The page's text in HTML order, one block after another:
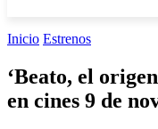
Inicio Estrenos
‘Beato, el
en cines 9 de